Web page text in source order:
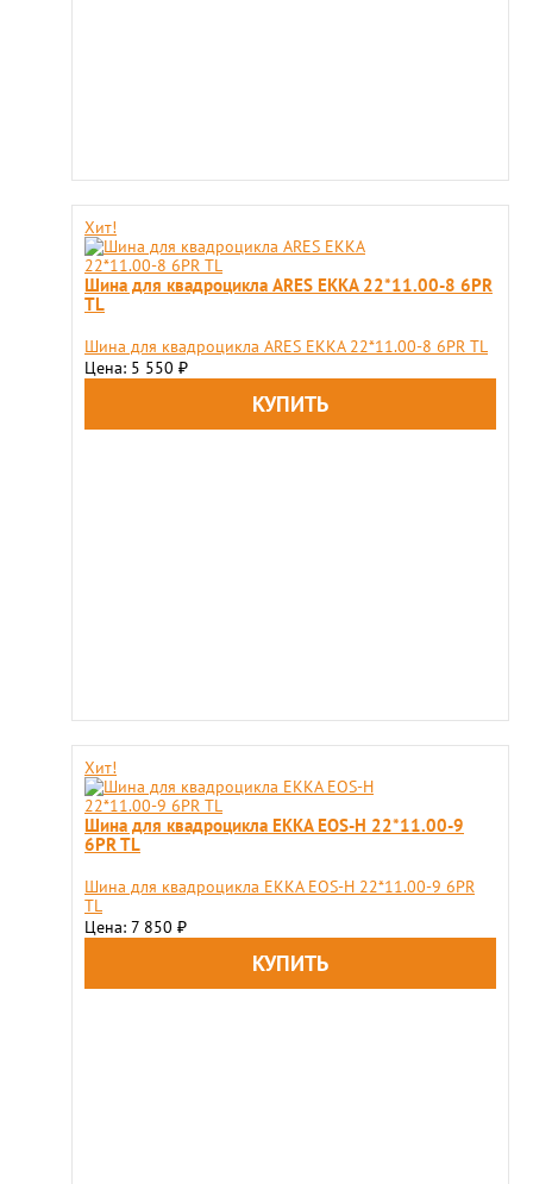
Хит!
Шина для квадроцикла ARES EKKA 22*11.00-8 6PR
TL
Шина для квадроцикла ARES EKKA 22*11.00-8 6PR TL
Цена: 5 550 ₽
Хит!
Шина для квадроцикла EKKA EOS-H 22*11.00-9
6PR TL
Шина для квадроцикла EKKA EOS-H 22*11.00-9 6PR
TL
Цена: 7 850 ₽